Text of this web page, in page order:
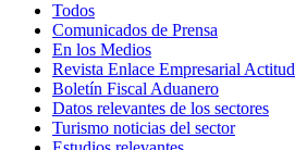
Todos
Comunicados de Prensa
En los Medios
Revista Enlace Empresarial Actitud
Boletín Fiscal Aduanero
Datos relevantes de los sectores
Turismo noticias del sector